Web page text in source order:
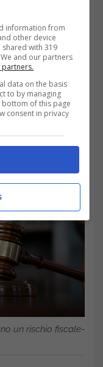
un rischio fiscale-
information from
other device
with 319
and our partners
partners.
data on the basis
to by managing
of this page
consent in privacy